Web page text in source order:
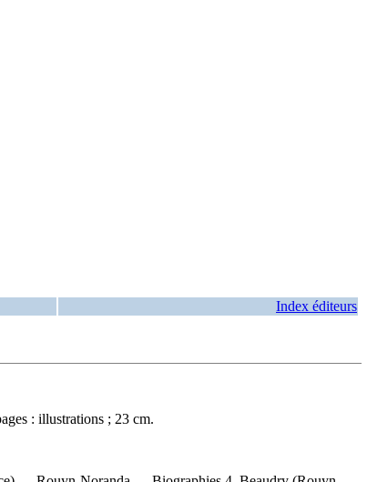
Index éditeurs
: illustrations ; 23 cm.